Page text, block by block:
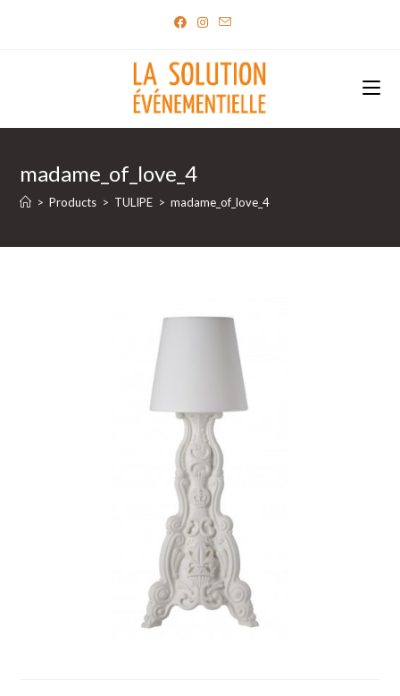
madame_of_love_4
> Products > TULIPE > madame_of_love_4